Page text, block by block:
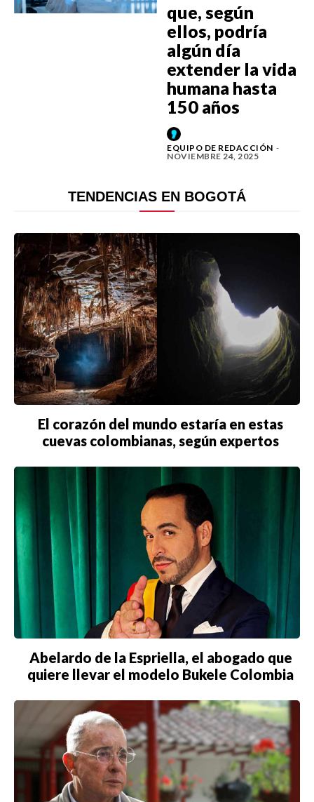
que, según
ellos, podría
algún día
extender la vida
humana hasta
150 años
EQUIPO DE REDACCIÓN -
NOVIEMBRE 24, 2025
TENDENCIAS EN BOGOTÁ
El corazón del mundo estaría en estas
cuevas colombianas, según expertos
Abelardo de la Espriella, el abogado que
quiere llevar el modelo Bukele Colombia